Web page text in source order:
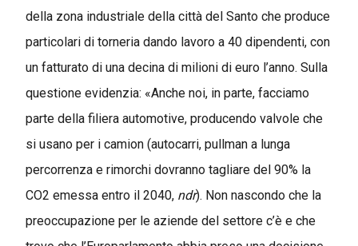
della zona industriale della città del Santo che produce
particolari di torneria dando lavoro a 40 dipendenti, con
un fatturato di una decina di milioni di euro l’anno. Sulla
questione evidenzia: «Anche noi, in parte, facciamo
parte della filiera automotive, producendo valvole che
si usano per i camion (autocarri, pullman a lunga
percorrenza e rimorchi dovranno tagliare del 90% la
CO2 emessa entro il 2040, ndr). Non nascondo che la
preoccupazione per le aziende del settore c’è e che